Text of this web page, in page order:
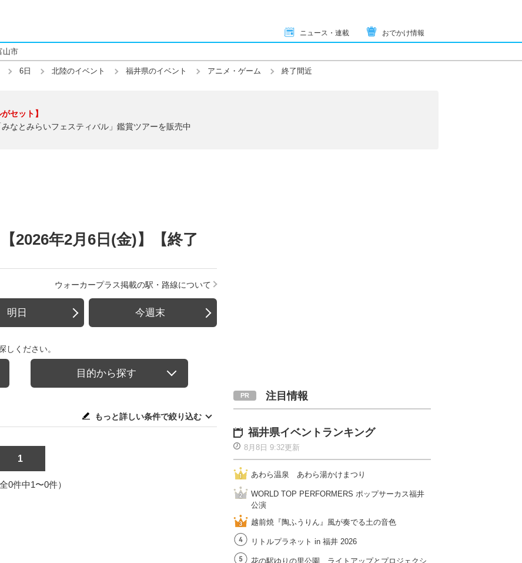
ニュース・連載 おでかけ情報
山市
6日 北陸のイベント 福井県のイベント アニメ・ゲーム 終了間近
セット】
なとみらいフェスティバル」鑑賞ツアーを販売中
2026年2月6日(金)】【終了
ウォーカープラス掲載の駅・路線について
明日 今週末
しください。
目的から探す
もっと詳しい条件で絞り込む
1
0件中1〜0件）
注目情報
福井県イベントランキング
8月8日 9:32更新
あわら温泉 あわら湯かけまつり
WORLD TOP PERFORMERS ポップサーカス福井
公演
越前焼『陶ふうりん』風が奏でる土の音色
リトルプラネット in 福井 2026
花の駅ゆりの里公園 ライトアップとプロジェクシ